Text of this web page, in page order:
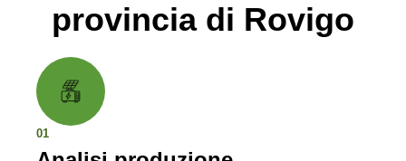
provincia di Rovigo
01